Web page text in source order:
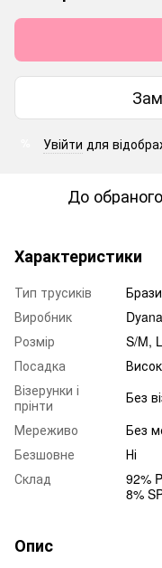
Увійти для
До обраного
Характеристики
Тип трусиків
Виробник
Dyana
Розмір
S/M,
Посадка
Візерунки і
прінти
Без
Мереживо
Без
Безшовне
Ні
Склад
92%
8%
Опис